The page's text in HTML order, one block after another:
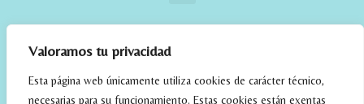
Valoramos tu privacidad
Esta página web únicamente utiliza cookies de carácter técnico,
necesarias para su funcionamiento. Estas cookies están exentas